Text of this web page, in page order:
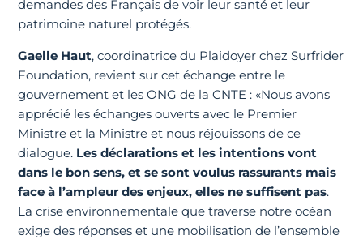
demandes des Français de voir leur santé et leur
patrimoine naturel protégés.
Gaelle Haut, coordinatrice du Plaidoyer chez Surfrider
Foundation, revient sur cet échange entre le
gouvernement et les ONG de la CNTE : «Nous avons
apprécié les échanges ouverts avec le Premier
Ministre et la Ministre et nous réjouissons de ce
dialogue. Les déclarations et les intentions vont
dans le bon sens, et se sont voulus rassurants mais
face à l’ampleur des enjeux, elles ne suffisent pas.
La crise environnementale que traverse notre océan
exige des réponses et une mobilisation de l’ensemble